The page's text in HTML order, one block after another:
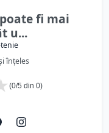
fi mai
u...
înțeles
(0/5 din 0)